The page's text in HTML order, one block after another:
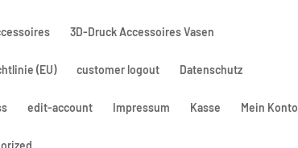
3D-Druck Accessoires Vasen
(EU) customer logout Datenschutz
edit-account Impressum Kasse Mein Konto